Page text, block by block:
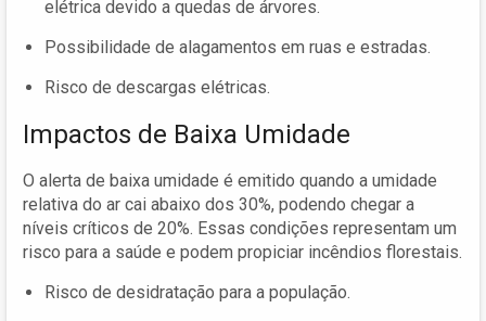
elétrica devido a quedas de árvores.
Possibilidade de alagamentos em ruas e estradas.
Risco de descargas elétricas.
Impactos de Baixa Umidade
O alerta de baixa umidade é emitido quando a umidade
relativa do ar cai abaixo dos 30%, podendo chegar a
níveis críticos de 20%. Essas condições representam um
risco para a saúde e podem propiciar incêndios florestais.
Risco de desidratação para a população.